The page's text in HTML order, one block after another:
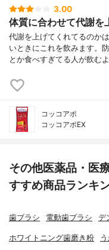
3.00
体質に合わせて代謝を
代謝を上げてくれてるのか
いときにこれを飲みます。
とか食べすぎてる人が飲む
コッコアポ
コッコアポEX
その他医薬品・医
すすめ商品ランキ
歯ブラシ 電動歯ブラシ デ
ホワイトニング歯磨き粉